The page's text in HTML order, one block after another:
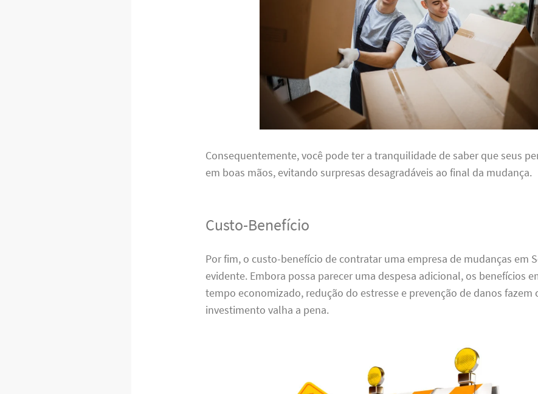
Consequentemente, você pode ter a tranquilidade de saber que seus
em boas mãos, evitando surpresas desagradáveis ao final da mudança.
Custo-Benefício
Por fim, o custo-benefício de contratar uma empresa de mudanças em
evidente. Embora possa parecer uma despesa adicional, os benefícios
tempo economizado, redução do estresse e prevenção de danos fazem
investimento valha a pena.